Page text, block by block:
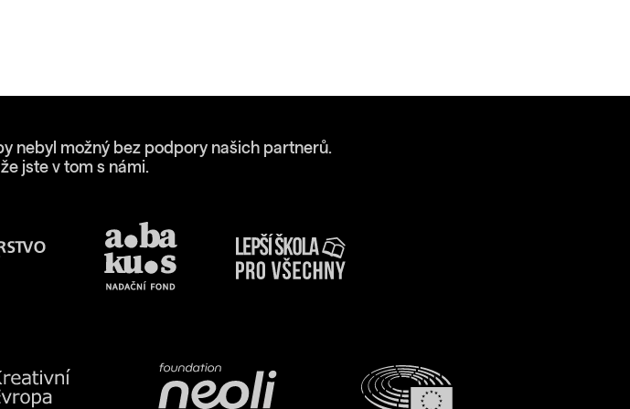
nebyl možný bez podpory našich partnerů.
jste v tom s námi.